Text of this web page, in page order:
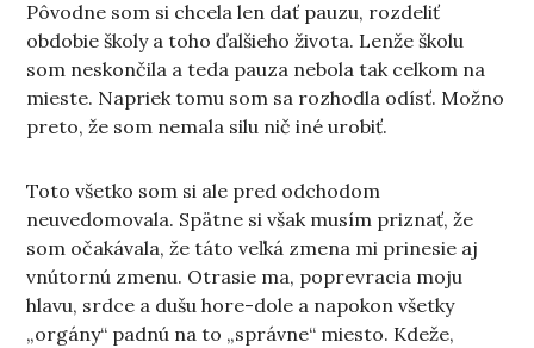
Pôvodne som si chcela len dať pauzu, rozdeliť
obdobie školy a toho ďalšieho života. Lenže školu
som neskončila a teda pauza nebola tak celkom na
mieste. Napriek tomu som sa rozhodla odísť. Možno
preto, že som nemala silu nič iné urobiť.
Toto všetko som si ale pred odchodom
neuvedomovala. Spätne si však musím priznať, že
som očakávala, že táto veľká zmena mi prinesie aj
vnútornú zmenu. Otrasie ma, poprevracia moju
hlavu, srdce a dušu hore-dole a napokon všetky
„orgány“ padnú na to „správne“ miesto. Kdeže,